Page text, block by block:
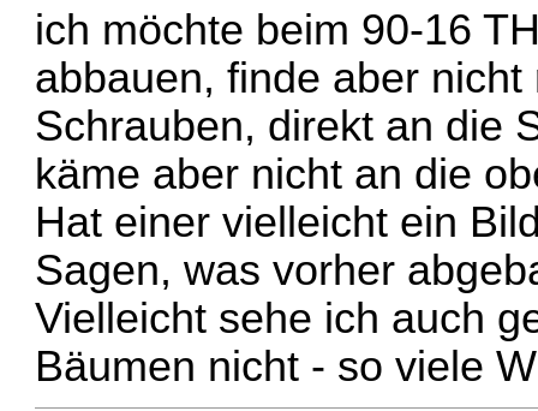
ich möchte beim 90-16
abbauen, finde aber
Schrauben, direkt an die
käme aber nicht an die
Hat einer vielleicht ein
Sagen, was vorher
Vielleicht sehe ich auch
Bäumen nicht - so viele